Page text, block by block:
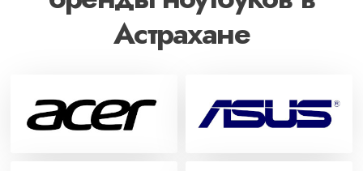
Астрахане